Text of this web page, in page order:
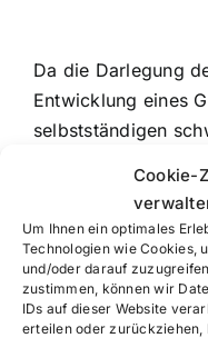
Cookie-
Um Ihnen ein optimales
Technologien wie Cookies,
und/oder darauf
zustimmen, können wir
IDs auf dieser Website
erteilen oder zurückziehen,
Da die Darlegung
Entwicklung eines
selbstständigen
darf daher nicht
abgewiesen
Anhaltspunkte für
vorhanden sind.